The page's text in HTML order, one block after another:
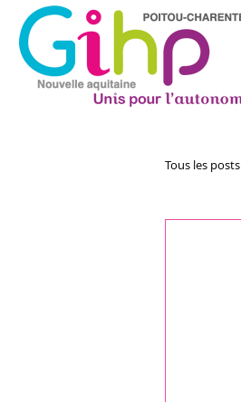
Tous les posts